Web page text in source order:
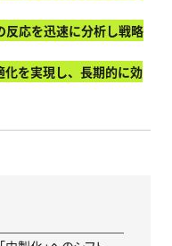
反応を迅速に分析し戦略
を実現し、長期的に効